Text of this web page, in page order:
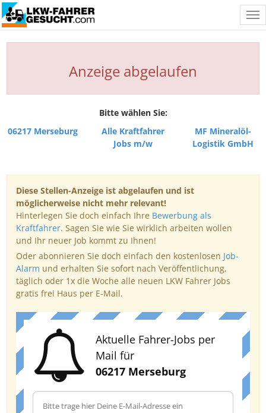
Anzeige abgelaufen
Bitte wählen Sie:
06217 Merseburg
Alle Kraftfahrer
Jobs m/w
MF Mineralöl-
Logistik GmbH
Diese Stellen-Anzeige ist abgelaufen und ist
möglicherweise nicht mehr relevant!
Hinterlegen Sie doch einfach Ihre Bewerbung als
Kraftfahrer. Sagen Sie wie Sie wirklich arbeiten wollen
und Ihr neuer Job kommt zu Ihnen!
Oder abonnieren Sie doch einfach den kostenlosen Job-
Alarm und erhalten Sie sofort nach Veröffentlichung,
täglich oder 1x die Woche alle neuen LKW Fahrer Jobs
gratis frei Haus per E-Mail.
Aktuelle Fahrer-Jobs per
Mail für
06217 Merseburg